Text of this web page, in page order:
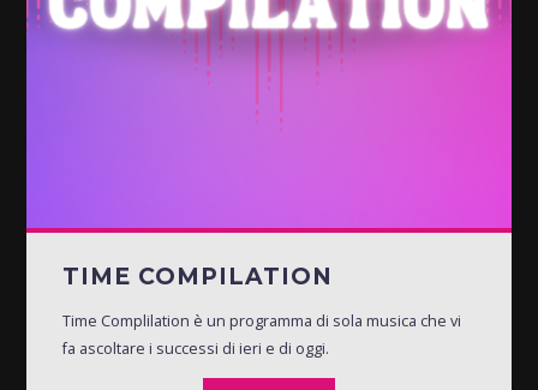
TIME COMPILATION
Time Complilation è un programma di sola musica che vi
fa ascoltare i successi di ieri e di oggi.